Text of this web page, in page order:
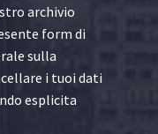
archivio
form di
sulla
i tuoi dati
esplicita